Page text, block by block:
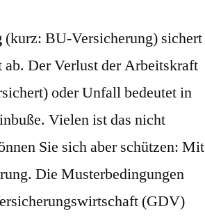
(kurz: BU-Versicherung) sichert
Der Verlust der Arbeitskraft
oder Unfall bedeutet in
Vielen ist das nicht
Sie sich aber schützen: Mit
Die Musterbedingungen
(GDV)